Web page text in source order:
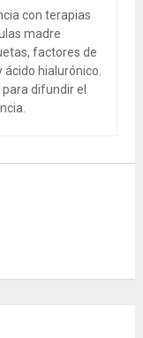
con terapias
madre
factores de
hialurónico.
difundir el